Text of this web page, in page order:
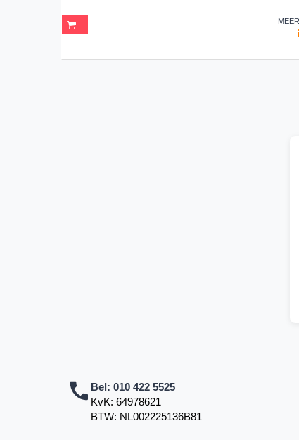
Bel: 010 422 5525
KvK: 64978621
BTW: NL002225136B81